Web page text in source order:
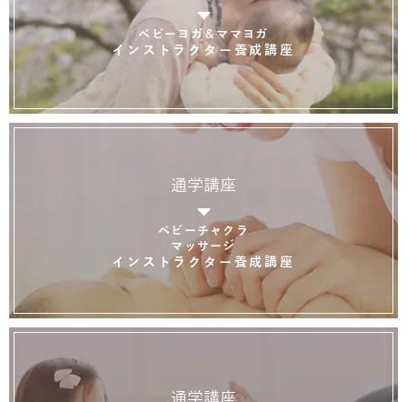
ベビーヨガ＆ママヨガ
インストラクター養成講座
通学講座
ベビーチャクラ
マッサージ
インストラクター養成講座
通学講座